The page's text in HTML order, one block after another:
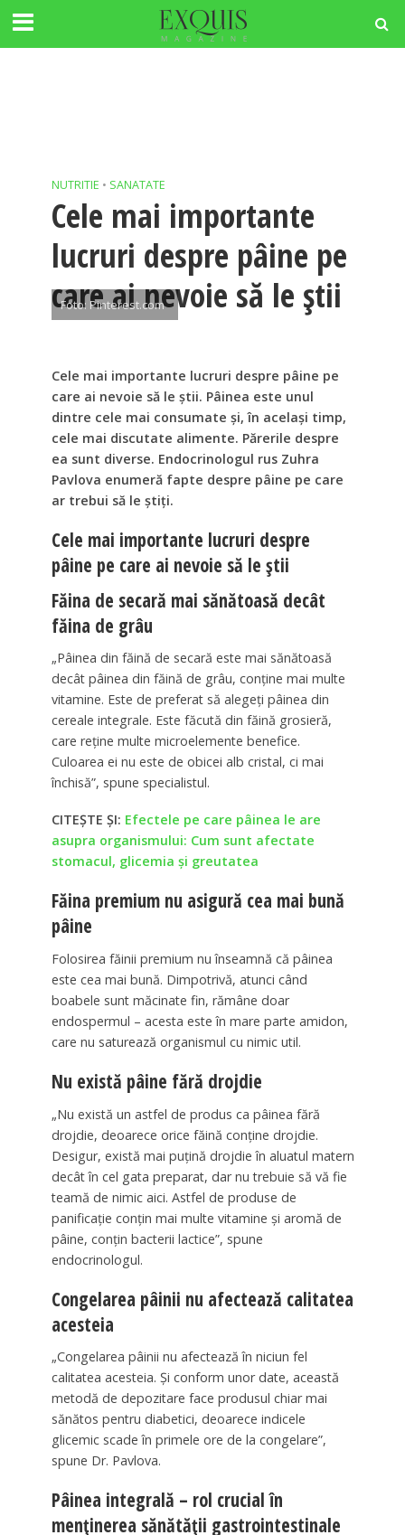
NUTRITIE • SANATATE
Cele mai importante
lucruri despre pâine pe
care ai nevoie să le știi
Foto: Pinterest.com
Cele mai importante lucruri despre pâine pe
care ai nevoie să le știi. Pâinea este unul
dintre cele mai consumate și, în același timp,
cele mai discutate alimente. Părerile despre
ea sunt diverse. Endocrinologul rus Zuhra
Pavlova enumeră fapte despre pâine pe care
ar trebui să le știți.
Cele mai importante lucruri despre
pâine pe care ai nevoie să le știi
Făina de secară mai sănătoasă decât
făina de grâu
„Pâinea din făină de secară este mai sănătoasă
decât pâinea din făină de grâu, conține mai multe
vitamine. Este de preferat să alegeți pâinea din
cereale integrale. Este făcută din făină grosieră,
care reține multe microelemente benefice.
Culoarea ei nu este de obicei alb cristal, ci mai
închisă”, spune specialistul.
CITEȘTE ȘI: Efectele pe care pâinea le are
asupra organismului: Cum sunt afectate
stomacul, glicemia și greutatea
Făina premium nu asigură cea mai bună
pâine
Folosirea făinii premium nu înseamnă că pâinea
este cea mai bună. Dimpotrivă, atunci când
boabele sunt măcinate fin, rămâne doar
endospermul – acesta este în mare parte amidon,
care nu saturează organismul cu nimic util.
Nu există pâine fără drojdie
„Nu există un astfel de produs ca pâinea fără
drojdie, deoarece orice făină conține drojdie.
Desigur, există mai puțină drojdie în aluatul matern
decât în cel gata preparat, dar nu trebuie să vă fie
teamă de nimic aici. Astfel de produse de
panificație conțin mai multe vitamine și aromă de
pâine, conțin bacterii lactice”, spune
endocrinologul.
Congelarea pâinii nu afectează calitatea
acesteia
„Congelarea pâinii nu afectează în niciun fel
calitatea acesteia. Și conform unor date, această
metodă de depozitare face produsul chiar mai
sănătos pentru diabetici, deoarece indicele
glicemic scade în primele ore de la congelare”,
spune Dr. Pavlova.
Pâinea integrală – rol crucial în
menținerea sănătății gastrointestinale